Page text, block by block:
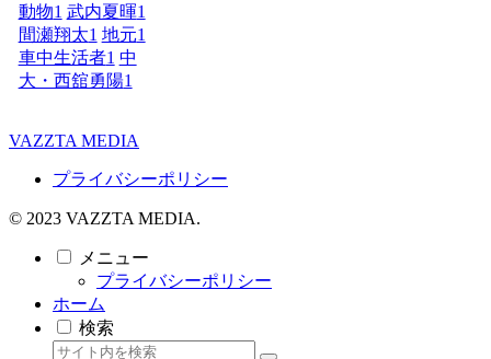
動物1 武内夏暉1
間瀬翔太1 地元1
車中生活者1 中
大・西舘勇陽1
VAZZTA MEDIA
プライバシーポリシー
© 2023 VAZZTA MEDIA.
メニュー
プライバシーポリシー
ホーム
検索